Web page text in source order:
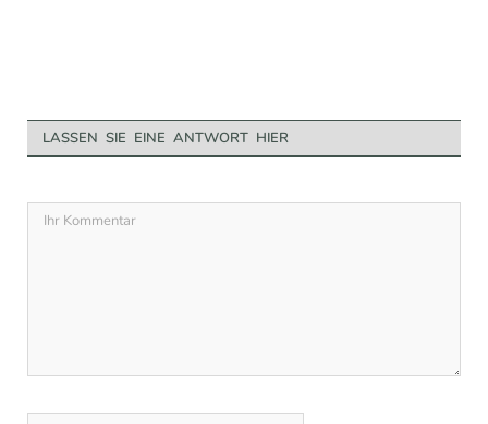
LASSEN SIE EINE ANTWORT HIER